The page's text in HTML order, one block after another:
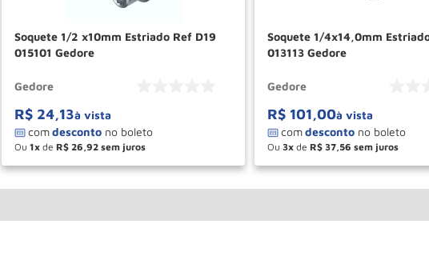
Soquete 1/2 x10mm Estriado Ref D19
015101 Gedore
Gedore
R$ 24,13à vista
Ou 1 de R$ 26 92
＋
－ COMPRAR
Soquete 1/4x14,0mm
013113 Gedore
Gedore
R$ 101,00à vista
Ou 3 de R$ 37 56
＋
－